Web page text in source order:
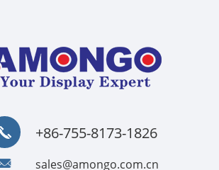
+86-755-8173-1826
sales@amongo.com.cn